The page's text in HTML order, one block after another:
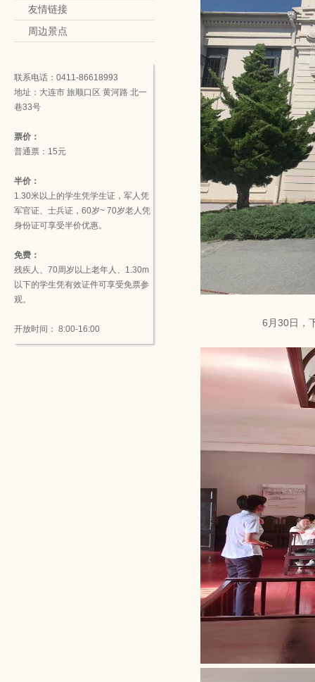
友情链接
周边景点
联系电话：0411-86618993
地址：大连市 旅顺口区 黄河路 北一
巷33号
票价：
普通票：15元
半价：
1.30米以上的学生凭学生证，军人凭
军官证、士兵证，60岁~ 70岁老人凭
身份证可享受半价优惠。
免费：
残疾人、70周岁以上老年人、1.30m
以下的学生凭有效证件可享受免票参
观。
开放时间： 8:00-16:00
6月30日，下午，东